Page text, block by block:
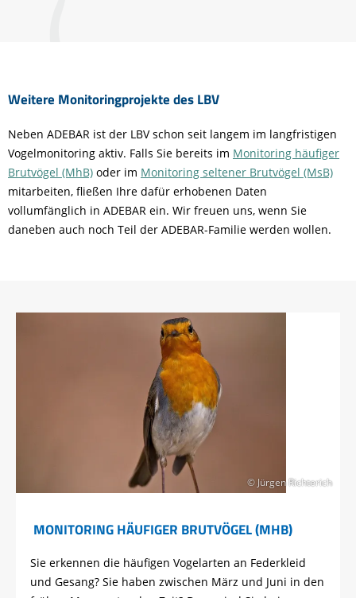
Weitere Monitoringprojekte des LBV
Neben ADEBAR ist der LBV schon seit langem im langfristigen
Vogelmonitoring aktiv. Falls Sie bereits im Monitoring häufiger
Brutvögel (MhB) oder im Monitoring seltener Brutvögel (MsB)
mitarbeiten, fließen Ihre dafür erhobenen Daten
vollumfänglich in ADEBAR ein. Wir freuen uns, wenn Sie
daneben auch noch Teil der ADEBAR-Familie werden wollen.
© Jürgen Richterich
MONITORING HÄUFIGER BRUTVÖGEL (MHB)
Sie erkennen die häufigen Vogelarten an Federkleid
und Gesang? Sie haben zwischen März und Juni in den